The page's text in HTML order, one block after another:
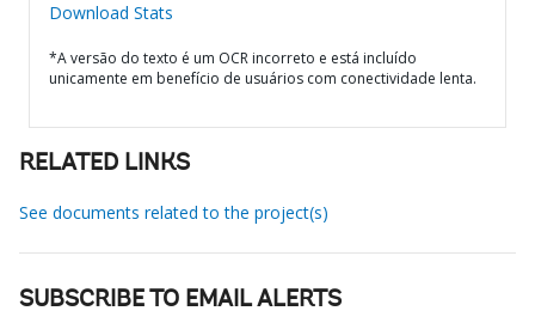
Download Stats
*A versão do texto é um OCR incorreto e está incluído
unicamente em benefício de usuários com conectividade lenta.
RELATED LINKS
See documents related to the project(s)
SUBSCRIBE TO EMAIL ALERTS